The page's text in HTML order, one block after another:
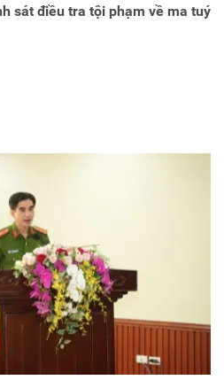
sát điều tra tội phạm về ma tuý